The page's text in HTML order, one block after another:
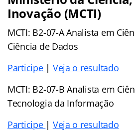
Inovação (MCTI)
MCTI: B2-07-A Analista em
Ciência de Dados
Participe | Veja o resultado
MCTI: B2-07-B Analista em
Tecnologia da Informação
Participe | Veja o resultado